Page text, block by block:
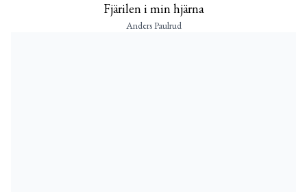
Fjärilen i min hjärna
Anders Paulrud